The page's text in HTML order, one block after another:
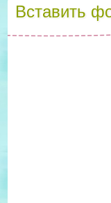
Вставить